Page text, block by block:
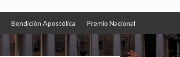
Bendición Apostólica Premio Nacional